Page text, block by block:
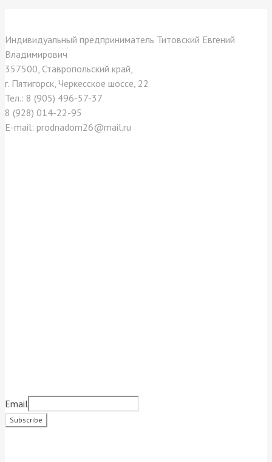
Индивидуальный предприниматель Титовский Евгений
Владимирович
357500, Ставропольский край,
г. Пятигорск, Черкесское шоссе, 22
Тел.: 8 (905) 496-57-37
8 (928) 014-22-95
E-mail: prodnadom26@mail.ru
Email